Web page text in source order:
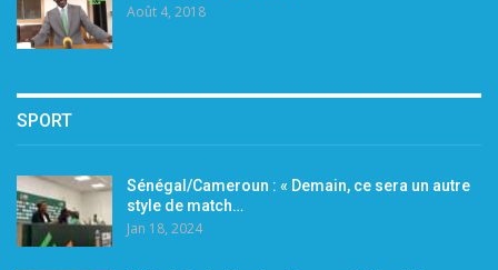
Août 4, 2018
SPORT
Sénégal/Cameroun : « Demain, ce sera un autre
style de match…
Jan 18, 2024